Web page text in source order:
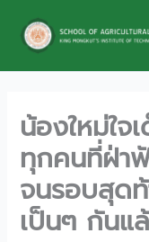
content
น้องใหม่ใ
ทุกคนที่ฝ่า
จนรอบสุดท้
เป็นๆ กันแ